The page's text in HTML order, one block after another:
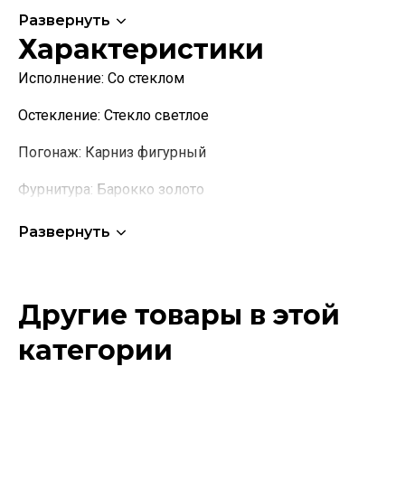
Развернуть
Характеристики
Исполнение: Со стеклом
Остекление: Стекло светлое
Погонаж: Карниз фигурный
Фурнитура: Барокко золото
Развернуть
Другие товары в этой
категории